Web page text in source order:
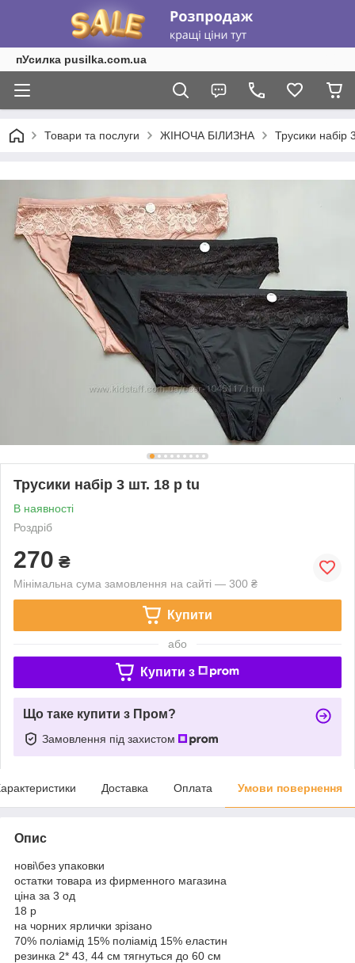
пУсилка pusilka.com.ua
Товари та послуги ЖІНОЧА БІЛИЗНА Трусики набір
Трусики набір 3 шт. 18 р tu
В наявності
Роздріб
270 ₴
Мінімальна сума замовлення на сайті — 300 ₴
Купити
або
Купити з
Що таке купити з Пром?
Замовлення під захистом
Доставка Оплата Умови повернення
Опис
нові\без упаковки
остатки товара из фирменного магазина
ціна за 3 од
18 р
на чорних ярлички зрізано
70% поліамід 15% поліамід 15% еластин
резинка 2* 43, 44 см тягнуться до 60 см